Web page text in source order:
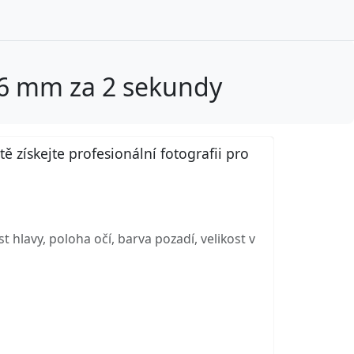
mm za 2 sekundy
získejte profesionální fotografii pro
hlavy, poloha očí, barva pozadí, velikost v